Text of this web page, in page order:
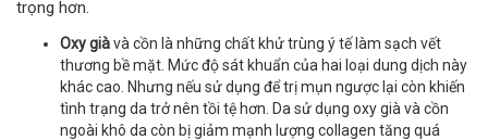
trọng hơn.
Oxy giàvà cồn là những chất khử trùng ý tế làm sạch vết
thương bề mặt. Mức độ sát khuẩn của hai loại dung dịch này
khác cao. Nhưng nếu sử dụng để trị mụn ngược lại còn khiến
tình trạng da trở nên tồi tệ hơn. Da sử dụng oxy già và cồn
ngoài khô da còn bị giảm mạnh lượng collagen tăng quá